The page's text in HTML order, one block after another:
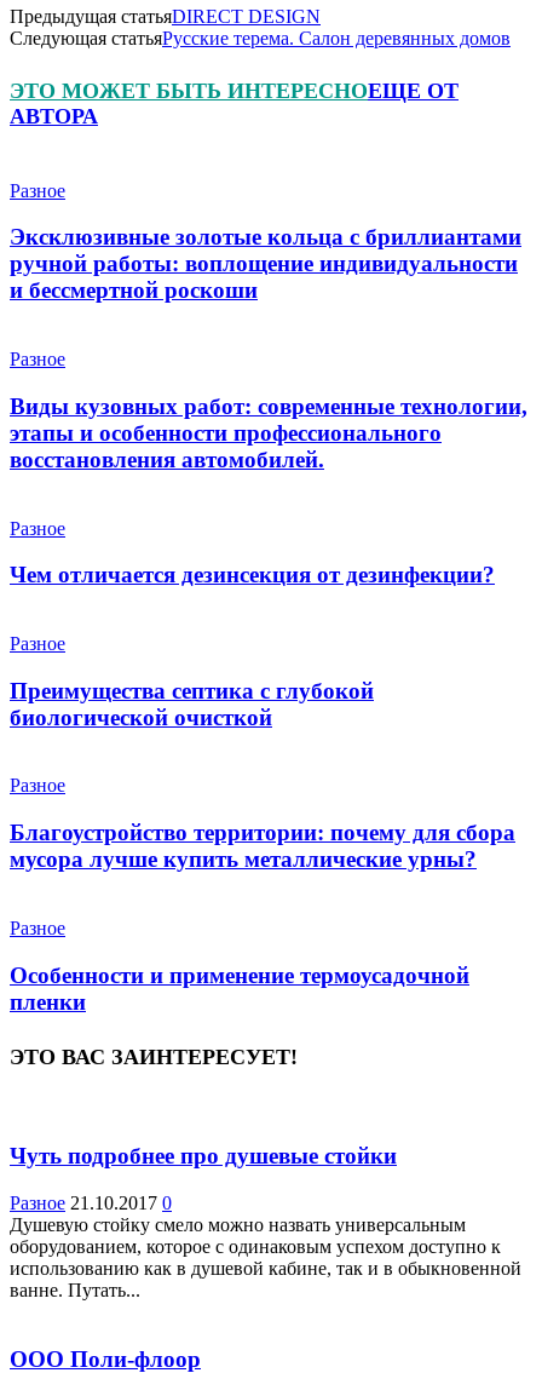
Предыдущая статьяDIRECT DESIGN
Следующая статьяРусские терема. Салон деревянных домов
ЭТО МОЖЕТ БЫТЬ ИНТЕРЕСНОЕЩЕ ОТ
АВТОРА
Разное
Эксклюзивные золотые кольца с бриллиантами
ручной работы: воплощение индивидуальности
и бессмертной роскоши
Разное
Виды кузовных работ: современные технологии,
этапы и особенности профессионального
восстановления автомобилей.
Разное
Чем отличается дезинсекция от дезинфекции?
Разное
Преимущества септика с глубокой
биологической очисткой
Разное
Благоустройство территории: почему для сбора
мусора лучше купить металлические урны?
Разное
Особенности и применение термоусадочной
пленки
ЭТО ВАС ЗАИНТЕРЕСУЕТ!
Чуть подробнее про душевые стойки
Разное 21.10.2017 0
Душевую стойку смело можно назвать универсальным
оборудованием, которое с одинаковым успехом доступно к
использованию как в душевой кабине, так и в обыкновенной
ванне. Путать...
ООО Поли-флоор